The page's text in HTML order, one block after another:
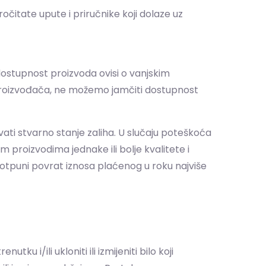
upute i priručnike koji dolaze uz
proizvoda ovisi o vanjskim
ne možemo jamčiti dostupnost
stvarno stanje zaliha. U slučaju poteškoća
proizvodima jednake ili bolje kvalitete i
povrat iznosa plaćenog u roku najviše
i/ili ukloniti ili izmijeniti bilo koji